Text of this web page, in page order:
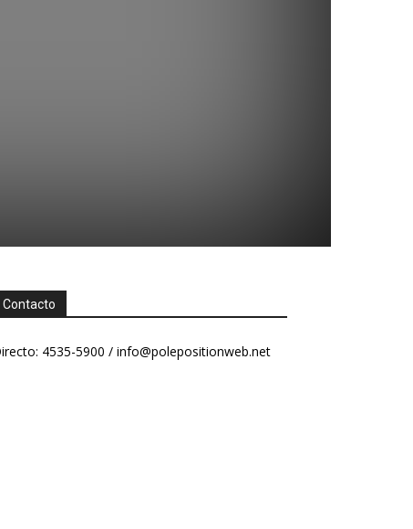
Contacto
4535-5900 / info@polepositionweb.net